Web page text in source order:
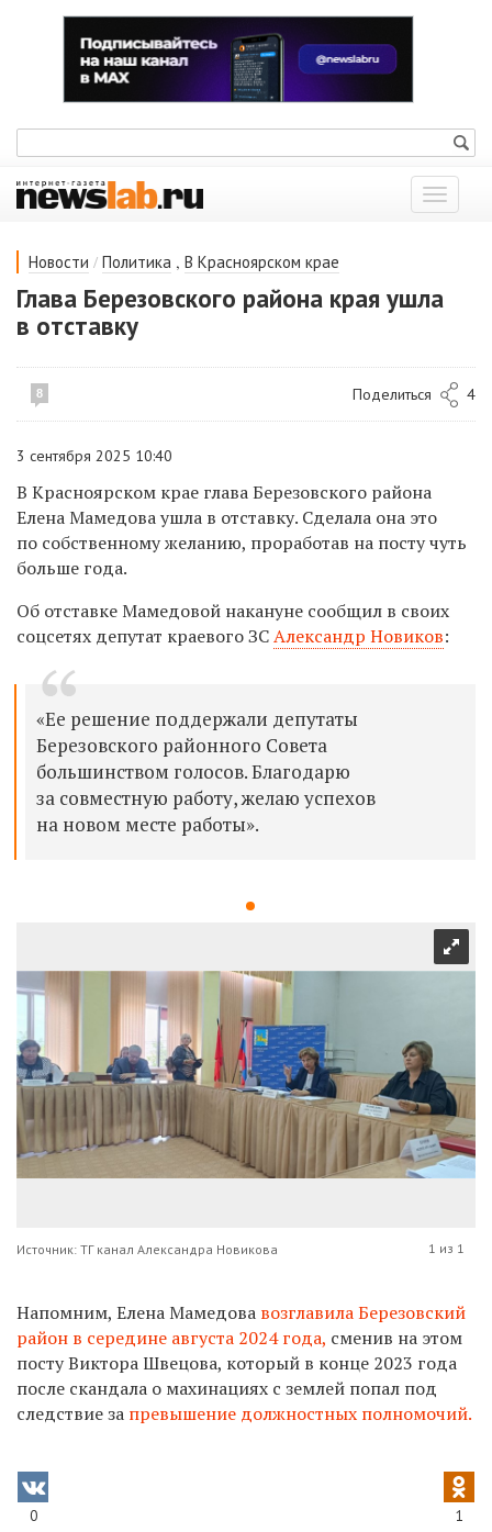
Показать
меню
Новости / Политика , В Красноярском крае
Глава Березовского района края ушла
в отставку
8 Поделиться 4
3 сентября 2025 10:40
В Красноярском крае глава Березовского района
Елена Мамедова ушла в отставку. Сделала она это
по собственному желанию, проработав на посту чуть
больше года.
Об отставке Мамедовой накануне сообщил в своих
соцсетях депутат краевого ЗСАлександр Новиков:
«Ее решение поддержали депутаты
Березовского районного Совета
большинством голосов. Благодарю
за совместную работу, желаю успехов
на новом месте работы».
Источник: ТГ канал Александра Новикова 1 из 1
Напомним, Елена Мамедова возглавила Березовский
район в середине августа 2024 года, сменив на этом
посту Виктора Швецова, который в конце 2023 года
после скандала о махинациях с землей попал под
следствие за превышение должностных полномочий.
0 1